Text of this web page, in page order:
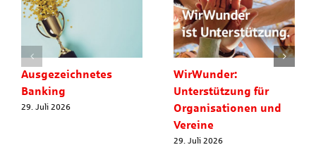
Ausgezeichnetes
Banking
29. Juli 2026
WirWunder:
Unterstützung für
Organisationen und
Vereine
29. Juli 2026